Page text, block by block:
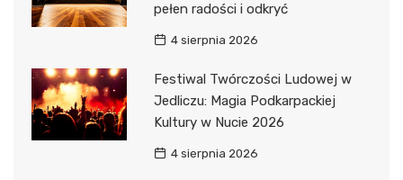
pełen radości i odkryć
4 sierpnia 2026
Festiwal Twórczości Ludowej w
Jedliczu: Magia Podkarpackiej
Kultury w Nucie 2026
4 sierpnia 2026